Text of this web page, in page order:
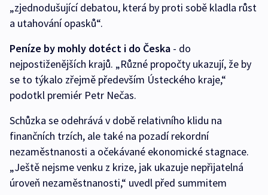
„zjednodušující debatou, která by proti sobě kladla růst
a utahování opasků“.
Peníze by mohly dotéct i do Česka - do
nejpostiženějších krajů. „Různé propočty ukazují, že by
se to týkalo zřejmě především Ústeckého kraje,“
podotkl premiér Petr Nečas.
Schůzka se odehrává v době relativního klidu na
finančních trzích, ale také na pozadí rekordní
nezaměstnanosti a očekávané ekonomické stagnace.
„Ještě nejsme venku z krize, jak ukazuje nepřijatelná
úroveň nezaměstnanosti,“ uvedl před summitem